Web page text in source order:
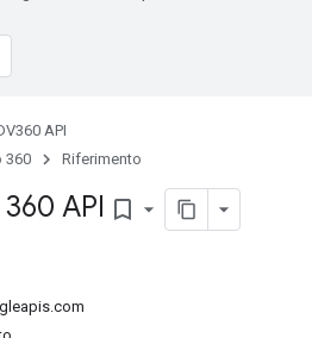
API
360
Riferimento
API bookmark_border